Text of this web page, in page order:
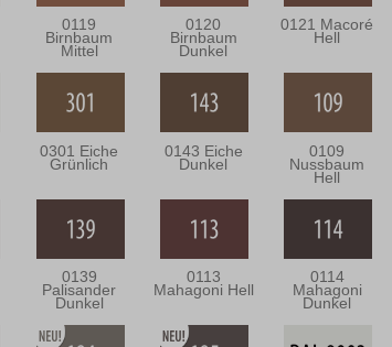
0119
Birnbaum
Mittel
0120
Birnbaum
Dunkel
0121 Macoré
Hell
0301 Eiche
Grünlich
0143 Eiche
Dunkel
0109
Nussbaum
Hell
0139
Palisander
Dunkel
0113
Mahagoni Hell
0114
Mahagoni
Dunkel